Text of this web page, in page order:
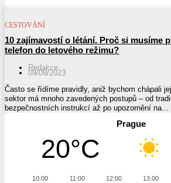
CESTOVÁNÍ
10 zajímavostí o létání. Proč si musíme
telefon do letového režimu?
Redakce
09/09/2023
Často se řídíme pravidly, aniž bychom chápali
sektor má mnoho zavedených postupů – od
bezpečnostních instrukcí až po upozornění na...
Prague
20°C
10:00 11:00 12:00 13:00